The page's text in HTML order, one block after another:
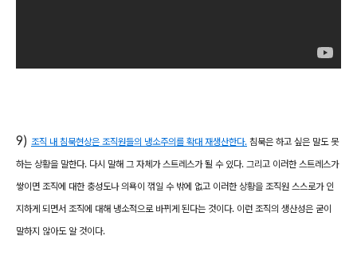
9) 조직 내 침묵현상은 조직원들의 냉소주의를 확대 재생산한다. 침묵은 하고 싶은 말도 못
하는 상황을 말한다. 다시 말해 그 자체가 스트레스가 될 수 있다. 그리고 이러한 스트레스가
쌓이면 조직에 대한 충성도나 의욕이 꺾일 수 밖에 없고 이러한 상황을 조직원 스스로가 인
지하게 되면서 조직에 대해 냉소적으로 바뀌게 된다는 것이다. 이런 조직의 생산성은 굳이
말하지 않아도 알 것이다.